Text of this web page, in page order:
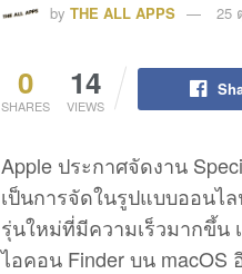
by THE ALL APPS 25
0
SHARES
14
VIEWS
Apple ประกาศจัดงาน
เป็นการจัดในรูปแบบออนไ
รุ่นใหม่ที่มีความเร็วมากขึ้น
ไอคอน Finder บน macOS